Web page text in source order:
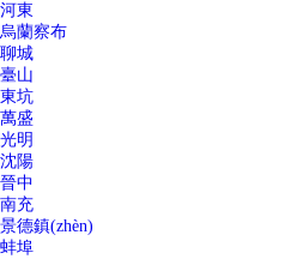
河東
烏蘭察布
聊城
臺山
東坑
萬盛
光明
沈陽
晉中
南充
景德鎮(zhèn)
蚌埠